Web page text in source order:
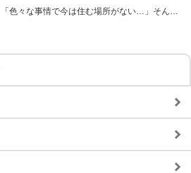
住まいがなくても安心スタート「色々な事情で今は住む場所がない…」そんな方でも心配はいりません！当店「美魔女コレクション」では 完全無料の社員寮を完備。採用が決まれば、その日からでもすぐに入居できます。